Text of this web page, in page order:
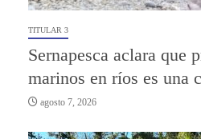
TITULAR 3
Sernapesca aclara que
marinos en ríos es una
agosto 7, 2026